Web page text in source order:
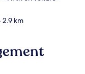
2.9 km